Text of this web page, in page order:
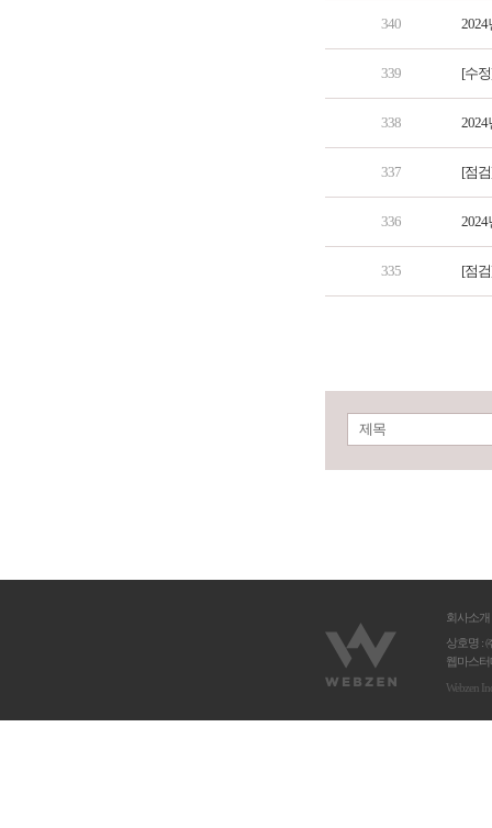
340 2024
339 [수
338 2024
337 [점
336 2024
335 [점
제목
회사소개
상호명 :
웹마스
Webzen